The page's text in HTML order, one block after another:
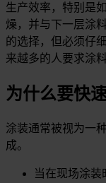
生产效率，特别是
燥，并与下一层涂
的选择，但必须仔
来越多的人要求涂
为什么要快
涂装通常被视为一
成。
当在现场涂装